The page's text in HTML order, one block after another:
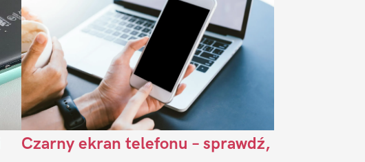
Czarny ekran telefonu – sprawdź,